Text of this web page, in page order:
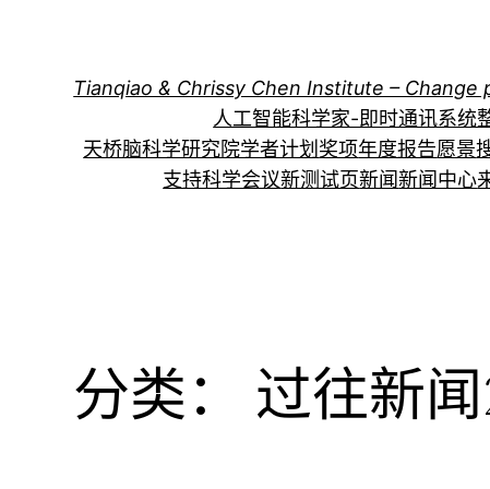
Tianqiao & Chrissy Chen Institute –
人工智能科学家-即时通讯系统
天桥脑科学研究院学者计划 奖项年度报告愿景
支持科学会议新测试页新闻新闻中心
分类： 过往新闻